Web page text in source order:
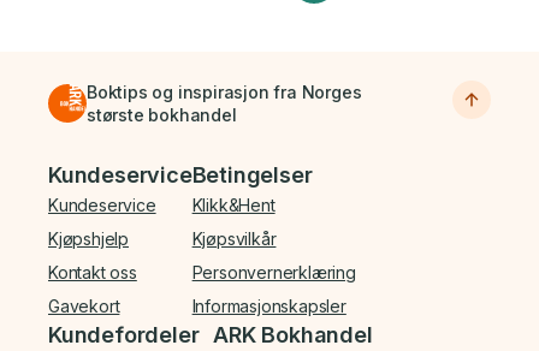
Boktips og inspirasjon fra Norges
største bokhandel
Bunnmeny
Kundeservice
Kundeservice
Kjøpshjelp
Kontakt oss
Gavekort
Betingelser
Klikk&Hent
Kjøpsvilkår
Personvernerklæring
Informasjonskapsler
Kundefordeler ARK Bokhandel